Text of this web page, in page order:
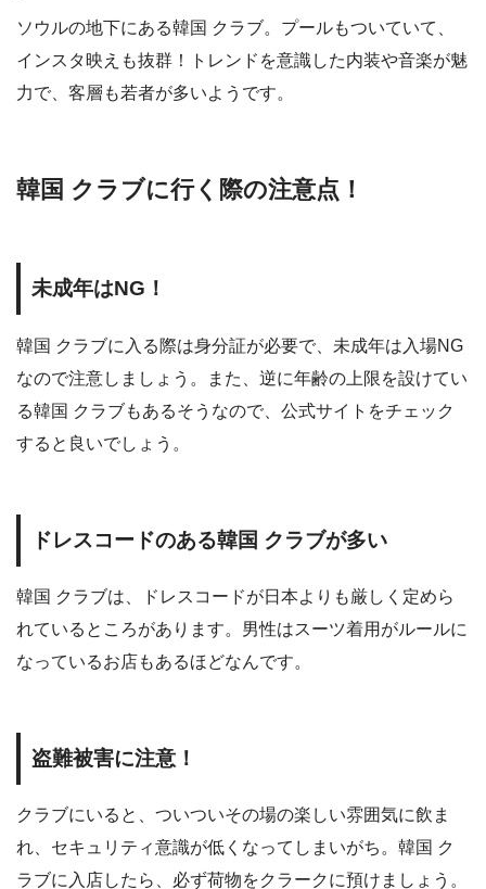
ソウルの地下にある韓国 クラブ。プールもついていて、
インスタ映えも抜群！トレンドを意識した内装や音楽が魅
力で、客層も若者が多いようです。
韓国 クラブに行く際の注意点！
未成年はNG！
韓国 クラブに入る際は身分証が必要で、未成年は入場NG
なので注意しましょう。また、逆に年齢の上限を設けてい
る韓国 クラブもあるそうなので、公式サイトをチェック
すると良いでしょう。
ドレスコードのある韓国 クラブが多い
韓国 クラブは、ドレスコードが日本よりも厳しく定めら
れているところがあります。男性はスーツ着用がルールに
なっているお店もあるほどなんです。
盗難被害に注意！
クラブにいると、ついついその場の楽しい雰囲気に飲ま
れ、セキュリティ意識が低くなってしまいがち。韓国 ク
ラブに入店したら、必ず荷物をクラークに預けましょう。